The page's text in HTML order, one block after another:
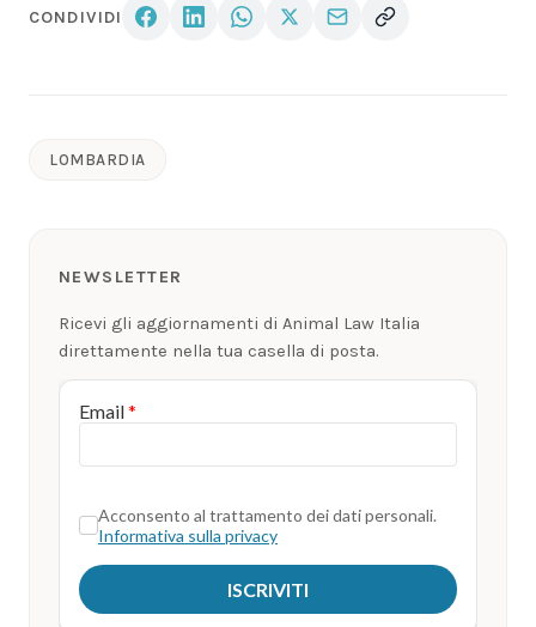
CONDIVIDI
LOMBARDIA
NEWSLETTER
Ricevi gli aggiornamenti di Animal Law Italia
direttamente nella tua casella di posta.